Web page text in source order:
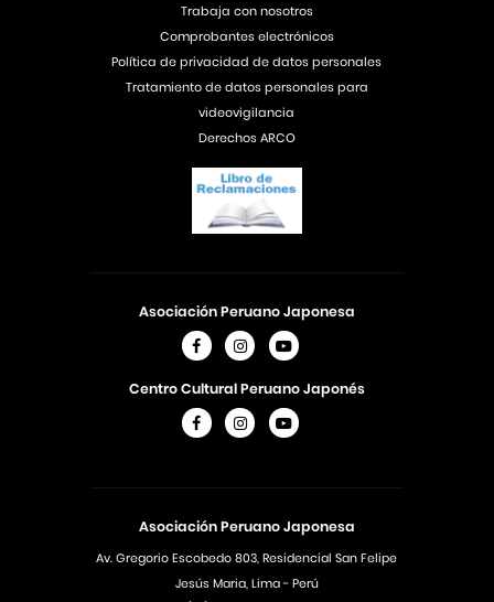
Asociación Peruano Japonesa
Av. Gregorio Escobedo 803, Residencial San Felipe
Jesús Maria, Lima - Perú
Asociación Peruano Japonesa
Centro Cultural Peruano Japonés
Trabaja con nosotros
Comprobantes electrónicos
Política de privacidad de datos personales
Tratamiento de datos personales para
videovigilancia
Derechos ARCO